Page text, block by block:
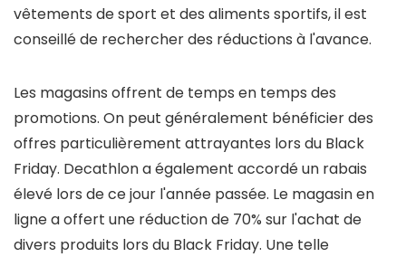
vêtements de sport et des aliments sportifs, il est
conseillé de rechercher des réductions à l'avance.
Les magasins offrent de temps en temps des
promotions. On peut généralement bénéficier des
offres particulièrement attrayantes lors du Black
Friday. Decathlon a également accordé un rabais
élevé lors de ce jour l'année passée. Le magasin en
ligne a offert une réduction de 70% sur l'achat de
divers produits lors du Black Friday. Une telle